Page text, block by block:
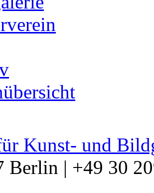
Kunst- und
Berlin | +49 30